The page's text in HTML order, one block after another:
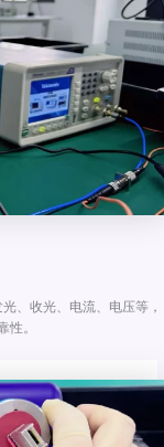
、收光、电流、电压等，
性。